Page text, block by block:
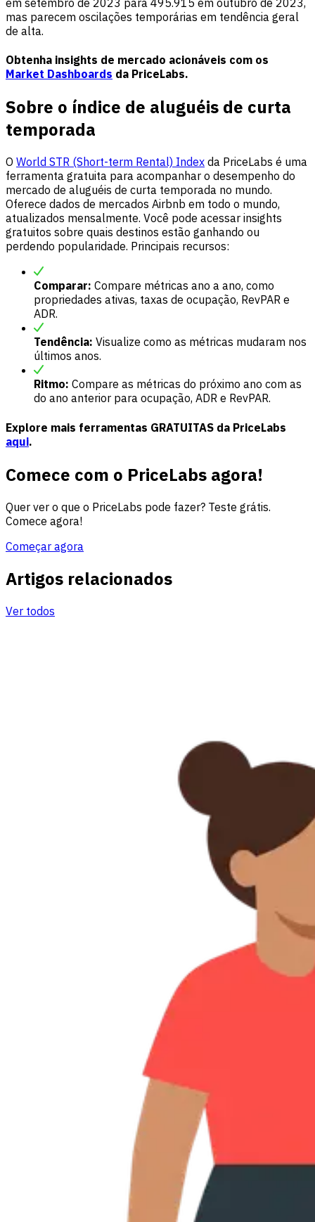
mas parecem oscilações temporárias em tendência geral
de alta.
Obtenha insights de mercado acionáveis com os
Market Dashboards da PriceLabs.
Sobre o índice de aluguéis de curta
temporada
O World STR (Short-term Rental) Index da PriceLabs é uma
ferramenta gratuita para acompanhar o desempenho do
mercado de aluguéis de curta temporada no mundo.
Oferece dados de mercados Airbnb em todo o mundo,
atualizados mensalmente. Você pode acessar insights
gratuitos sobre quais destinos estão ganhando ou
perdendo popularidade. Principais recursos:
Comparar: Compare métricas ano a ano, como
propriedades ativas, taxas de ocupação, RevPAR e
ADR.
Tendência: Visualize como as métricas mudaram nos
últimos anos.
Ritmo: Compare as métricas do próximo ano com as
do ano anterior para ocupação, ADR e RevPAR.
Explore mais ferramentas GRATUITAS da PriceLabs
aqui.
Comece com o PriceLabs agora!
Quer ver o que o PriceLabs pode fazer? Teste grátis.
Comece agora!
Começar agora
Artigos relacionados
Ver todos